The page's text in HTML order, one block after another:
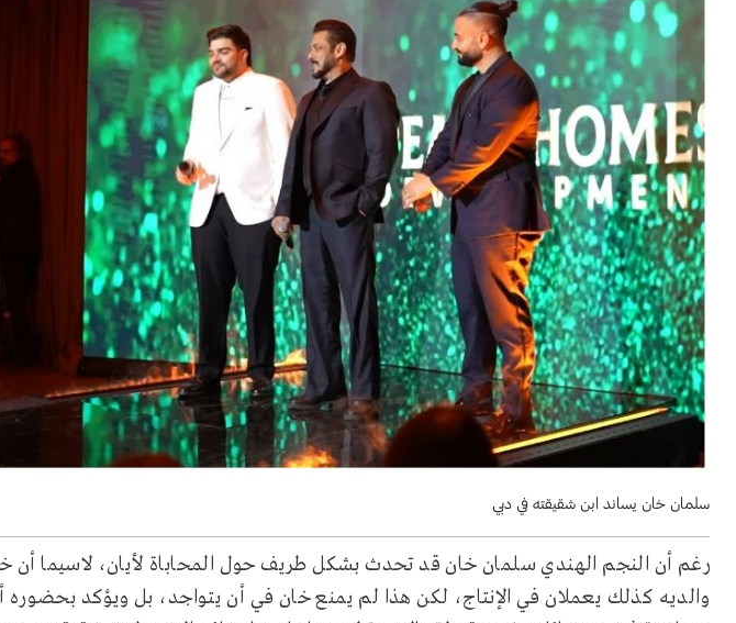
سلمان خان يساند ابن شقيقته في دبي
رغم أن النجم الهندي سلمان خان قد تحدث بشكل طريف حول المحاباة لأيان، لاسيما أن
والديه كذلك يعملان في الإنتاج، لكن هذا لم يمنع خان في أن يتواجد، بل ويؤكد بحضوره